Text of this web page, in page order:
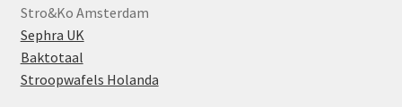
Stro&Ko Amsterdam
Sephra UK
Baktotaal
Stroopwafels Holanda